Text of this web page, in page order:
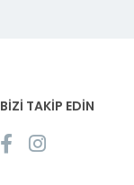
BİZİ TAKİP EDİN